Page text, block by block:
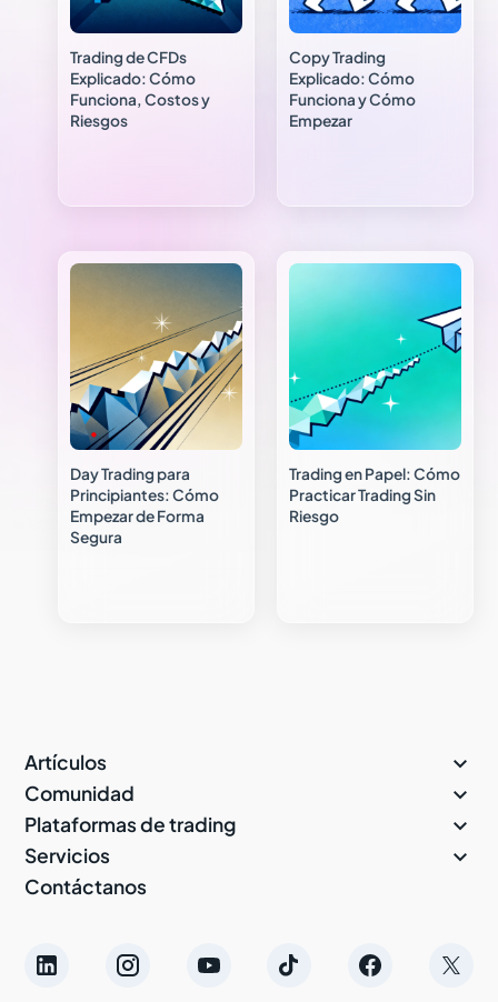
Trading de CFDs
Explicado: Cómo
Funciona, Costos y
Riesgos
Copy Trading
Explicado: Cómo
Funciona y Cómo
Empezar
Day Trading para
Principiantes: Cómo
Empezar de Forma
Segura
Trading en Papel: Cómo
Practicar Trading Sin
Riesgo
Artículos 
Comunidad 
Plataformas de trading 
Servicios 
Contáctanos